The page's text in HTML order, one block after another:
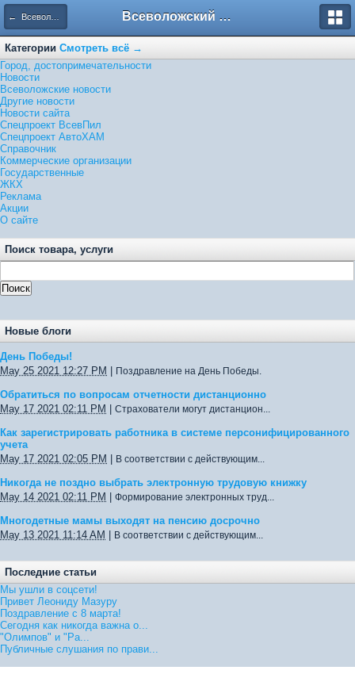
← Всеволожские новости Всеволожский форум
Категории Смотреть всё →
Город, достопримечательности
Новости
Всеволожские новости
Другие новости
Новости сайта
Спецпроект ВсевПил
Спецпроект АвтоХАМ
Справочник
Коммерческие организации
Государственные
ЖКХ
Реклама
Акции
О сайте
Поиск товара, услуги
Новые блоги
День Победы!
May 25 2021 12:27 PM
Поздравление на День Победы.
Обратиться по вопросам отчетности дистанционно
May 17 2021 02:11 PM
Страхователи могут дистанцион...
Как зарегистрировать работника в системе персонифицированного
учета
May 17 2021 02:05 PM
В соответствии с действующим...
Никогда не поздно выбрать электронную трудовую книжку
May 14 2021 02:11 PM
Формирование электронных труд...
Многодетные мамы выходят на пенсию досрочно
May 13 2021 11:14 AM
В соответствии с действующим...
Последние статьи
Мы ушли в соцсети!
Привет Леониду Мазуру
Поздравление с 8 марта!
Сегодня как никогда важна о...
"Олимпов" и "Ра...
Публичные слушания по прави...